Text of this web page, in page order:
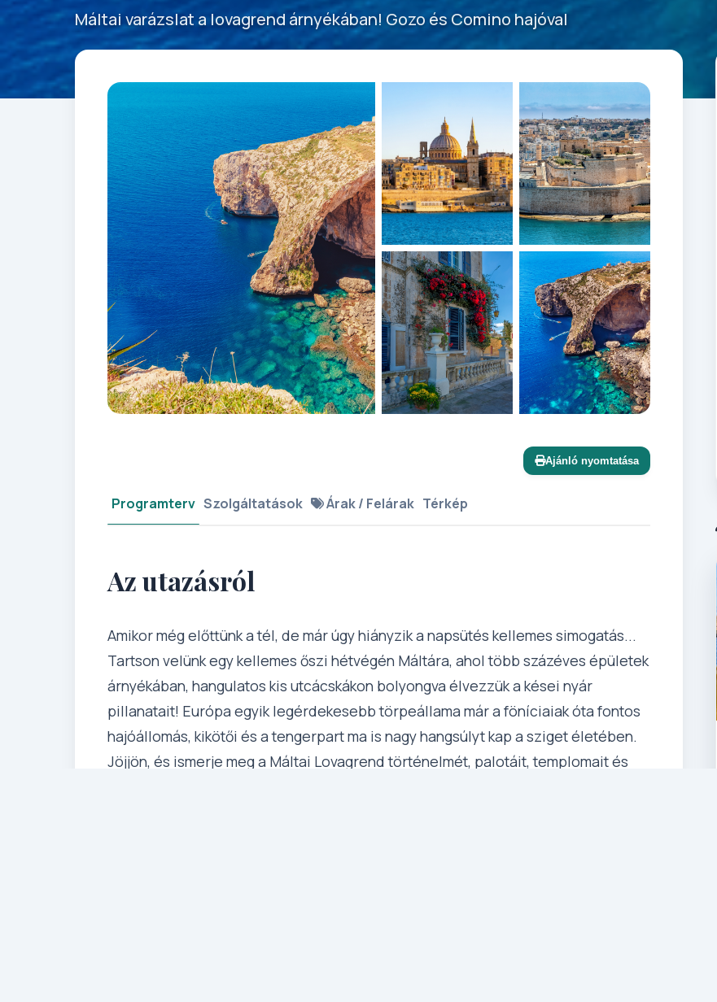
Máltai varázslat a lovagrend árnyékában! Gozo és Comino hajóval
Ajánló nyomtatása
Programterv Szolgáltatások Árak / Felárak Térkép
Az utazásról
Amikor még előttünk a tél, de már úgy hiányzik a napsütés kellemes simogatás...
Tartson velünk egy kellemes őszi hétvégén Máltára, ahol több százéves épületek
árnyékában, hangulatos kis utcácskákon bolyongva élvezzük a kései nyár
pillanatait! Európa egyik legérdekesebb törpeállama már a föníciaiak óta fontos
hajóállomás, kikötői és a tengerpart ma is nagy hangsúlyt kap a sziget életében.
Jöjjön, és ismerje meg a Máltai Lovagrend történelmét, palotáit, templomait és